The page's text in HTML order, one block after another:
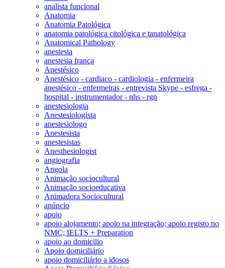
analista funcional
Anatomia
Anatomia Patológica
anatomia patológica citológica e tanatológica
Anatomical Pathology
anestesia
anestesia frança
Anestésico
Anestésico - cardiaco - cardiologia - enfermeira
anestésico - enfermeiras - entrevista Skype - esfrega -
hospital - instrumentador - nhs - rgn
anestesiologia
Anestesiologista
anestesiologo
Anestesista
anestesistas
Anesthesiologist
angiografia
Angola
Animação sociocultural
Animação socioeducativa
Animadora Sociocultural
anúncio
apoio
apoio alojamento; apoio na integração; apoio registo no
NMC; IELTS + Preparation
apoio ao domicilio
Apoio domiciliário
apoio domiciliário a idosos